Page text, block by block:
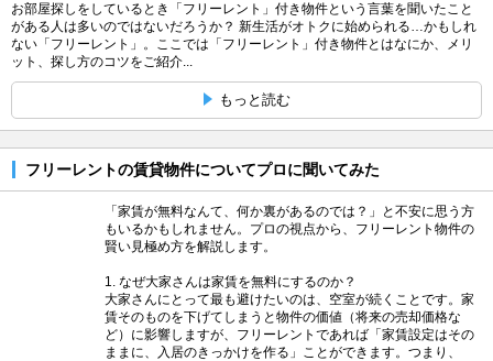
お部屋探しをしているとき「フリーレント」付き物件という言葉を聞いたこと
がある人は多いのではないだろうか？ 新生活がオトクに始められる…かもしれ
ない「フリーレント」。ここでは「フリーレント」付き物件とはなにか、メリ
ット、探し方のコツをご紹介...
もっと読む
フリーレントの賃貸物件についてプロに聞いてみた
「家賃が無料なんて、何か裏があるのでは？」と不安に思う方
もいるかもしれません。プロの視点から、フリーレント物件の
賢い見極め方を解説します。
1. なぜ大家さんは家賃を無料にするのか？
大家さんにとって最も避けたいのは、空室が続くことです。家
賃そのものを下げてしまうと物件の価値（将来の売却価格な
ど）に影響しますが、フリーレントであれば「家賃設定はその
ままに、入居のきっかけを作る」ことができます。つまり、